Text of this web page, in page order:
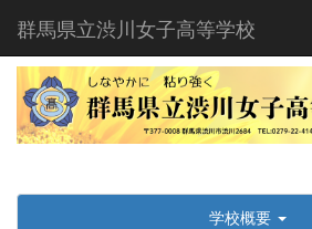
群馬県立渋川女子高等学校
学校概要